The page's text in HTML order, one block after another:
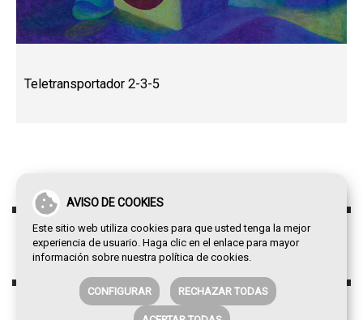
AVISO DE COOKIES
Este sitio web utiliza cookies para que usted tenga la mejor
experiencia de usuario. Haga clic en el enlace para mayor
información sobre nuestra política de cookies.
CONFIGURAR RECHAZAR TODAS
Teletransportador 2-3-5